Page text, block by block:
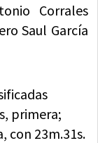
Corrales
Saul García
primera;
con 23m.31s.